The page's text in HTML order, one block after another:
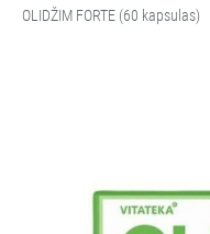
OLIDŽIM FORTE (60 kapsulas)